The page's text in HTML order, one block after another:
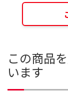
この商品
います